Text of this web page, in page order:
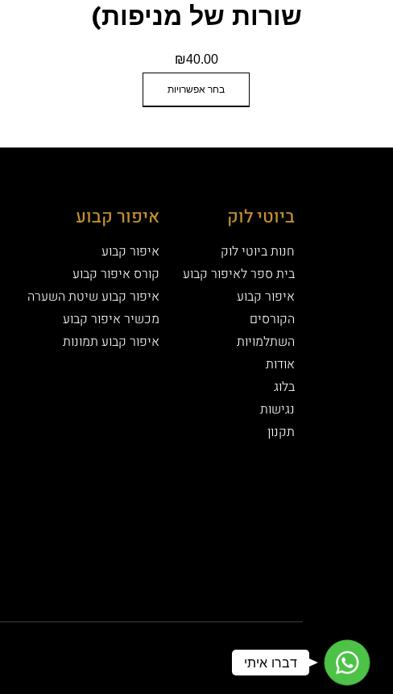
שורות של מניפות)
₪40.00
בחר אפשרויות
ביוטי לוק
חנות ביוטי לוק
בית ספר לאיפור קבוע
איפור קבוע
הקורסים
השתלמויות
אודות
בלוג
נגישות
תקנון
איפור קבוע
איפור קבוע
קורס איפור קבוע
איפור קבוע שיטת השערה
מכשיר איפור קבוע
איפור קבוע תמונות
WhatsAppדברו איתי